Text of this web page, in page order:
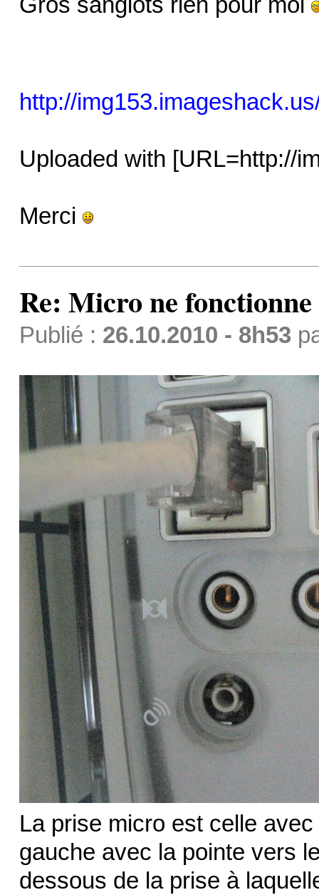
http://
Uploaded with [URL=http://
Merci
Re: Micro ne
Publié : 26.10.2010 - 8h53
La prise micro est celle
gauche avec la pointe vers
dessous de la prise à